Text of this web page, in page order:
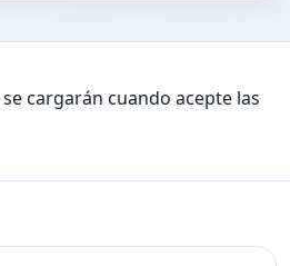
cargarán cuando acepte las